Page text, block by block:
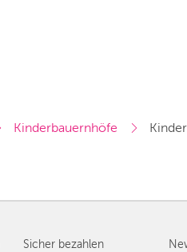
Kinderbauernhöfe
Sicher bezahlen